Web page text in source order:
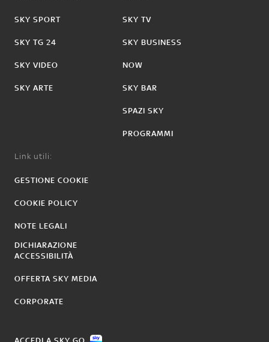
SKY SPORT
SKY TG 24
SKY VIDEO
SKY ARTE
SKY TV
SKY BUSINESS
NOW
SKY BAR
SPAZI SKY
PROGRAMMI
Link utili:
GESTIONE COOKIE
COOKIE POLICY
NOTE LEGALI
DICHIARAZIONE
ACCESSIBILITÀ
OFFERTA SKY MEDIA
CORPORATE